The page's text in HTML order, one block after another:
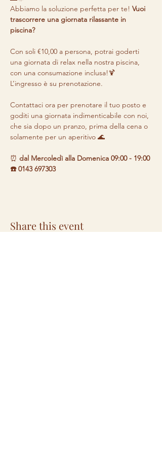
Abbiamo la soluzione perfetta per te! Vuoi
trascorrere una giornata rilassante in
piscina?
Con soli €10,00 a persona, potrai goderti
una giornata di relax nella nostra piscina,
con una consumazione inclusa!🍹
L’ingresso è su prenotazione.
Contattaci ora per prenotare il tuo posto e
goditi una giornata indimenticabile con noi,
che sia dopo un pranzo, prima della cena o
solamente per un aperitivo 🌊
⏰ dal Mercoledì alla Domenica 09:00 - 19:00
☎️ 0143 697303
Share this event